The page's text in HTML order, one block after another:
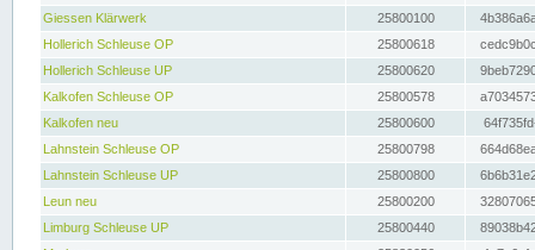
Giessen Klärwerk
25800100
Hollerich Schleuse OP
25800618
Hollerich Schleuse UP
25800620
Kalkofen Schleuse OP
25800578
Kalkofen neu
25800600
Lahnstein Schleuse OP
25800798
Lahnstein Schleuse UP
25800800
Leun neu
25800200
Limburg Schleuse UP
25800440